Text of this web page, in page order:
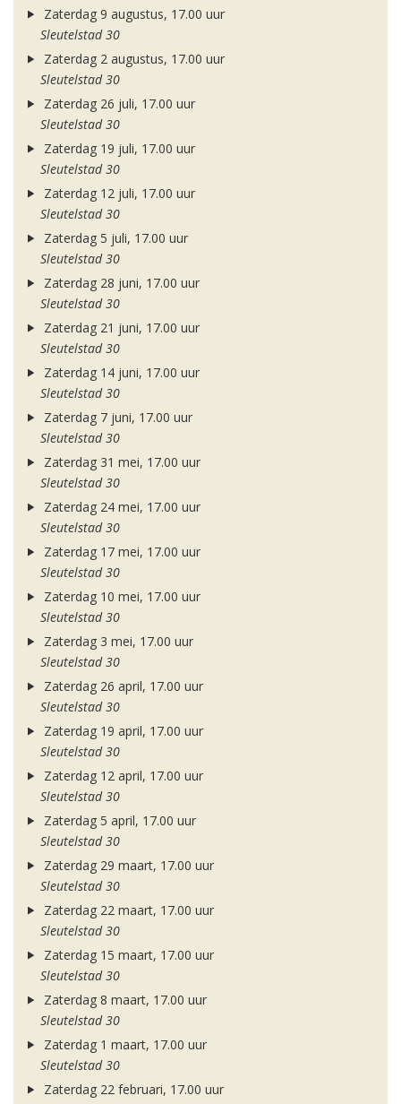
Zaterdag 9 augustus, 17.00 uur
Sleutelstad 30
Zaterdag 2 augustus, 17.00 uur
Sleutelstad 30
Zaterdag 26 juli, 17.00 uur
Sleutelstad 30
Zaterdag 19 juli, 17.00 uur
Sleutelstad 30
Zaterdag 12 juli, 17.00 uur
Sleutelstad 30
Zaterdag 5 juli, 17.00 uur
Sleutelstad 30
Zaterdag 28 juni, 17.00 uur
Sleutelstad 30
Zaterdag 21 juni, 17.00 uur
Sleutelstad 30
Zaterdag 14 juni, 17.00 uur
Sleutelstad 30
Zaterdag 7 juni, 17.00 uur
Sleutelstad 30
Zaterdag 31 mei, 17.00 uur
Sleutelstad 30
Zaterdag 24 mei, 17.00 uur
Sleutelstad 30
Zaterdag 17 mei, 17.00 uur
Sleutelstad 30
Zaterdag 10 mei, 17.00 uur
Sleutelstad 30
Zaterdag 3 mei, 17.00 uur
Sleutelstad 30
Zaterdag 26 april, 17.00 uur
Sleutelstad 30
Zaterdag 19 april, 17.00 uur
Sleutelstad 30
Zaterdag 12 april, 17.00 uur
Sleutelstad 30
Zaterdag 5 april, 17.00 uur
Sleutelstad 30
Zaterdag 29 maart, 17.00 uur
Sleutelstad 30
Zaterdag 22 maart, 17.00 uur
Sleutelstad 30
Zaterdag 15 maart, 17.00 uur
Sleutelstad 30
Zaterdag 8 maart, 17.00 uur
Sleutelstad 30
Zaterdag 1 maart, 17.00 uur
Sleutelstad 30
Zaterdag 22 februari, 17.00 uur